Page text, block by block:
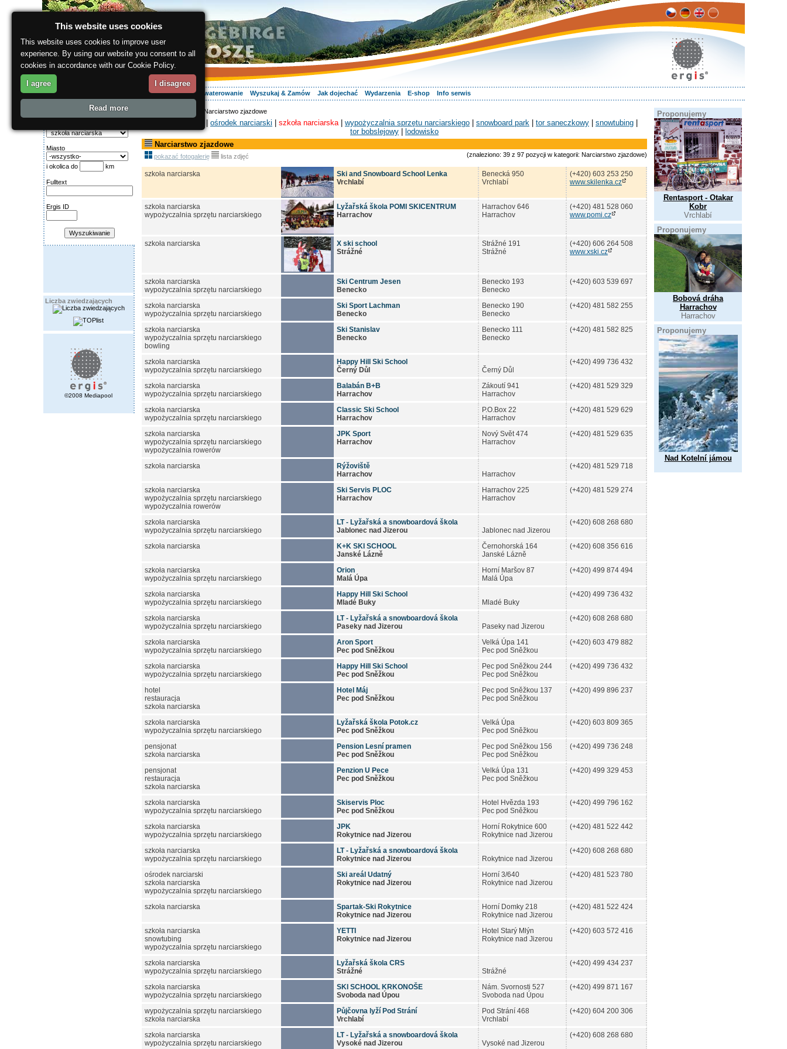
O regionie Wasz urlop Zakwaterowanie Wyszukaj & Zamów Jak dojechać Wydarzenia E-shop Info serwis
Wyszukiwanie:
Miasto
i okolica do km
Fulltext
Ergis ID
Liczba zwiedzających
©2008 Mediapool
> Narciarstwo zjazdowe
| ośrodek narciarski | szkoła narciarska | wypożyczalnia sprzętu narciarskiego | snowboard park | tor saneczkowy | snowtubing |
tor bobslejowy | lodowisko
Narciarstwo zjazdowe
pokazać fotogalerię lista zdjęć (znaleziono: 39 z 97 pozycji w kategorii: Narciarstwo zjazdowe)
szkoła narciarska
Ski and Snowboard School Lenka
Vrchlabí
Benecká 950
Vrchlabí
(+420) 603 253 250
www.skilenka.cz
szkoła narciarska
wypożyczalnia sprzętu narciarskiego
Lyžařská škola POMI SKICENTRUM
Harrachov
Harrachov 646
Harrachov
(+420) 481 528 060
www.pomi.cz
szkoła narciarska
X ski school
Strážné
Strážné 191
Strážné
(+420) 606 264 508
www.xski.cz
szkoła narciarska
wypożyczalnia sprzętu narciarskiego
Ski Centrum Jesen
Benecko
Benecko 193
Benecko
(+420) 603 539 697
szkoła narciarska
wypożyczalnia sprzętu narciarskiego
Ski Sport Lachman
Benecko
Benecko 190
Benecko
(+420) 481 582 255
szkoła narciarska
wypożyczalnia sprzętu narciarskiego
bowling
Ski Stanislav
Benecko
Benecko 111
Benecko
(+420) 481 582 825
szkoła narciarska
wypożyczalnia sprzętu narciarskiego
Happy Hill Ski School
Černý Důl
Černý Důl
(+420) 499 736 432
szkoła narciarska
wypożyczalnia sprzętu narciarskiego
Balabán B+B
Harrachov
Zákoutí 941
Harrachov
(+420) 481 529 329
szkoła narciarska
wypożyczalnia sprzętu narciarskiego
Classic Ski School
Harrachov
P.O.Box 22
Harrachov
(+420) 481 529 629
szkoła narciarska
wypożyczalnia sprzętu narciarskiego
wypożyczalnia rowerów
JPK Sport
Harrachov
Nový Svět 474
Harrachov
(+420) 481 529 635
szkoła narciarska
Rýžoviště
Harrachov
Harrachov
(+420) 481 529 718
szkoła narciarska
wypożyczalnia sprzętu narciarskiego
wypożyczalnia rowerów
Ski Servis PLOC
Harrachov
Harrachov 225
Harrachov
(+420) 481 529 274
szkoła narciarska
wypożyczalnia sprzętu narciarskiego
LT - Lyžařská a snowboardová škola
Jablonec nad Jizerou
Jablonec nad Jizerou
(+420) 608 268 680
szkoła narciarska
K+K SKI SCHOOL
Janské Lázně
Černohorská 164
Janské Lázně
(+420) 608 356 616
szkoła narciarska
wypożyczalnia sprzętu narciarskiego
Orion
Malá Úpa
Horní Maršov 87
Malá Úpa
(+420) 499 874 494
szkoła narciarska
wypożyczalnia sprzętu narciarskiego
Happy Hill Ski School
Mladé Buky
Mladé Buky
(+420) 499 736 432
szkoła narciarska
wypożyczalnia sprzętu narciarskiego
LT - Lyžařská a snowboardová škola
Paseky nad Jizerou
Paseky nad Jizerou
(+420) 608 268 680
szkoła narciarska
wypożyczalnia sprzętu narciarskiego
Aron Sport
Pec pod Sněžkou
Velká Úpa 141
Pec pod Sněžkou
(+420) 603 479 882
szkoła narciarska
wypożyczalnia sprzętu narciarskiego
Happy Hill Ski School
Pec pod Sněžkou
Pec pod Sněžkou 244
Pec pod Sněžkou
(+420) 499 736 432
hotel
restauracja
szkoła narciarska
Hotel Máj
Pec pod Sněžkou
Pec pod Sněžkou 137
Pec pod Sněžkou
(+420) 499 896 237
szkoła narciarska
wypożyczalnia sprzętu narciarskiego
Lyžařská škola Potok.cz
Pec pod Sněžkou
Velká Úpa
Pec pod Sněžkou
(+420) 603 809 365
pensjonat
szkoła narciarska
Pension Lesní pramen
Pec pod Sněžkou
Pec pod Sněžkou 156
Pec pod Sněžkou
(+420) 499 736 248
pensjonat
restauracja
szkoła narciarska
Penzion U Pece
Pec pod Sněžkou
Velká Úpa 131
Pec pod Sněžkou
(+420) 499 329 453
szkoła narciarska
wypożyczalnia sprzętu narciarskiego
Skiservis Ploc
Pec pod Sněžkou
Hotel Hvězda 193
Pec pod Sněžkou
(+420) 499 796 162
szkoła narciarska
wypożyczalnia sprzętu narciarskiego
JPK
Rokytnice nad Jizerou
Horní Rokytnice 600
Rokytnice nad Jizerou
(+420) 481 522 442
szkoła narciarska
wypożyczalnia sprzętu narciarskiego
LT - Lyžařská a snowboardová škola
Rokytnice nad Jizerou
Rokytnice nad Jizerou
(+420) 608 268 680
ośrodek narciarski
szkoła narciarska
wypożyczalnia sprzętu narciarskiego
Ski areál Udatný
Rokytnice nad Jizerou
Horní 3/640
Rokytnice nad Jizerou
(+420) 481 523 780
szkoła narciarska
Spartak-Ski Rokytnice
Rokytnice nad Jizerou
Horní Domky 218
Rokytnice nad Jizerou
(+420) 481 522 424
szkoła narciarska
snowtubing
wypożyczalnia sprzętu narciarskiego
YETTI
Rokytnice nad Jizerou
Hotel Starý Mlýn
Rokytnice nad Jizerou
(+420) 603 572 416
szkoła narciarska
wypożyczalnia sprzętu narciarskiego
Lyžařská škola CRS
Strážné
Strážné
(+420) 499 434 237
szkoła narciarska
wypożyczalnia sprzętu narciarskiego
SKI SCHOOL KRKONOŠE
Svoboda nad Úpou
Nám. Svornosti 527
Svoboda nad Úpou
(+420) 499 871 167
wypożyczalnia sprzętu narciarskiego
szkoła narciarska
Půjčovna lyží Pod Strání
Vrchlabí
Pod Strání 468
Vrchlabí
(+420) 604 200 306
szkoła narciarska
wypożyczalnia sprzętu narciarskiego
LT - Lyžařská a snowboardová škola
Vysoké nad Jizerou
Vysoké nad Jizerou
(+420) 608 268 680
Proponujemy
Rentasport - Otakar
Kobr
Vrchlabí
Proponujemy
Bobová dráha
Harrachov
Harrachov
Proponujemy
Nad Kotelní jámou
This website uses cookies
This website uses cookies to improve user
experience. By using our website you consent to all
cookies in accordance with our Cookie Policy.
I agree I disagree
Read more